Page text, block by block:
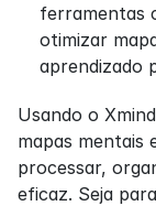
ferramentas
otimizar
aprendizado
Usando o
mapas mentais
processar,
eficaz. Seja